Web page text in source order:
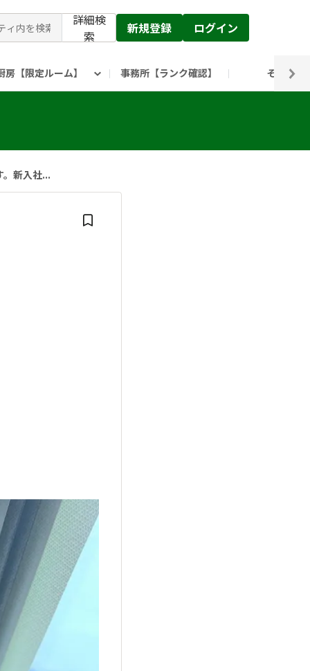
詳細検
索
新規登録 ログイン
房【限定ルーム】 事務所【ランク確認】 その他
クルスホールディングスHP
。新入社...